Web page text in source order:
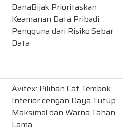
DanaBijak Prioritaskan
Keamanan Data Pribadi
Pengguna dari Risiko Sebar
Data
Avitex: Pilihan Cat Tembok
Interior dengan Daya Tutup
Maksimal dan Warna Tahan
Lama